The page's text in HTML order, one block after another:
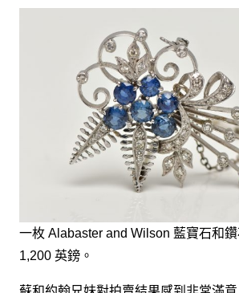
一枚 Alabaster and Wilson 藍寶石和
1,200 英鎊。